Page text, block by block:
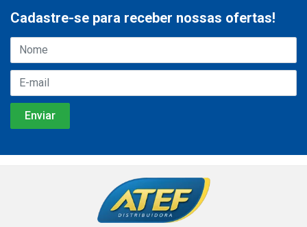
Cadastre-se para receber nossas ofertas!